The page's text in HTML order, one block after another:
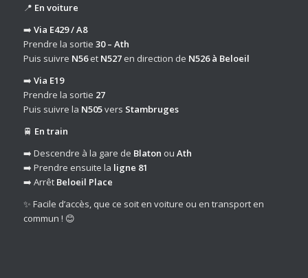
📍 En voiture
➡️ Via E429 / A8
Prendre la sortie 30 – Ath
Puis suivre N56et N527en direction de N526 à Beloeil
➡️ Via E19
Prendre la sortie 27
Puis suivre la N505vers Stambruges
🚆 En train
➡️ Descendre à la gare de Blaton ou Ath
➡️ Prendre ensuite la ligne 81
➡️ Arrêt Beloeil Place
✨ Facile d’accès, que ce soit en voiture ou en transport en
commun ! 😊